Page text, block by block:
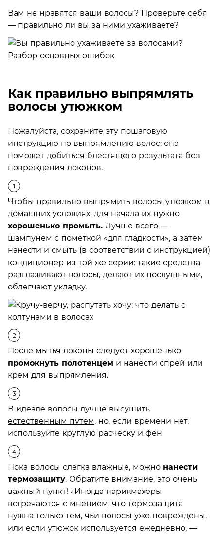
Вам не нравятся ваши волосы? Проверьте себя
— правильно ли вы за ними ухаживаете?
Как правильно выпрямлять
волосы утюжком
Пожалуйста, сохраните эту пошаговую
инструкцию по выпрямлению волос: она
поможет добиться блестящего результата без
повреждения локонов.
Чтобы правильно выпрямить волосы утюжком в
домашних условиях, для начала их нужно
хорошенько промыть. Лучше всего —
шампунем с пометкой «для гладкости», а затем
нанести и смыть (в соответствии с инструкцией)
кондиционер из той же серии: такие средства
разглаживают волосы, делают их послушными,
облегчают укладку.
После мытья локоны следует хорошенько
промокнуть полотенцем и нанести спрей или
крем для выпрямления.
В идеале волосы лучше высушить
естественным путем, но, если времени нет,
используйте круглую расческу и фен.
Пока волосы слегка влажные, можно нанести
термозащиту. Обратите внимание, это очень
важный пункт! «Иногда парикмахеры
встречаются с мнением, что термозащита
нужна только тем, чьи волосы уже повреждены,
или если утюжок используется ежедневно, —